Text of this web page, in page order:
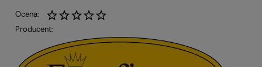
Ocena:
Producent: